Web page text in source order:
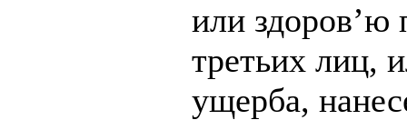
или здоров’ю
третьих лиц,
ущерба,